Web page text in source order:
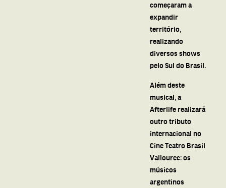
começaram a
expandir
território,
realizando
diversos shows
pelo Sul do Brasil.
Além deste
musical, a
Afterlife realizará
outro tributo
internacional no
Cine Teatro Brasil
Vallourec: os
músicos
argentinos